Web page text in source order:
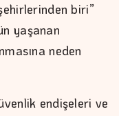
biri”
yaşanan
neden
endişeleri ve